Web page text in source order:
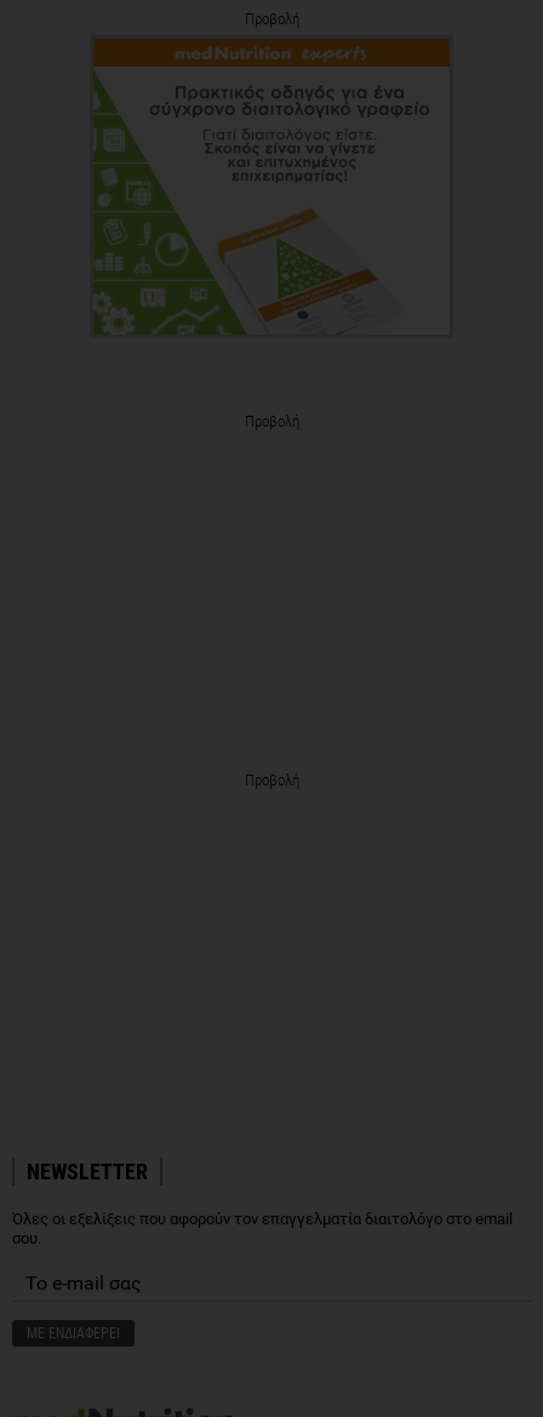
Προβολή
Προβολή
Προβολή
NEWSLETTER
Όλες οι εξελίξεις που αφορούν τον επαγγελματία διαιτολόγο στο email
σου.